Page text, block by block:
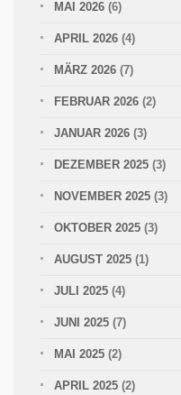
MAI 2026 (6)
APRIL 2026 (4)
MÄRZ 2026 (7)
FEBRUAR 2026 (2)
JANUAR 2026 (3)
DEZEMBER 2025 (3)
NOVEMBER 2025 (3)
OKTOBER 2025 (3)
AUGUST 2025 (1)
JULI 2025 (4)
JUNI 2025 (7)
MAI 2025 (2)
APRIL 2025 (2)